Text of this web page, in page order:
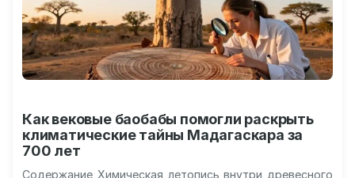
Как вековые баобабы помогли раскрыть
климатические тайны Мадагаскара за
700 лет
Содержание Химическая летопись внутри древесного